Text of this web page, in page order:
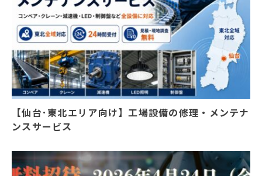
【仙台･東北エリア向け】工場設備の修理・メンテナ
ンスサービス